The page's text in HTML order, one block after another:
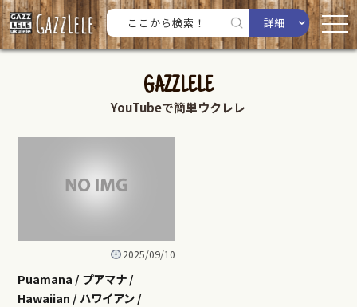
詳細
GAZZLELE
YouTubeで簡単ウクレレ
2025/09/10
Puamana / プアマナ /
Hawaiian / ハワイアン /